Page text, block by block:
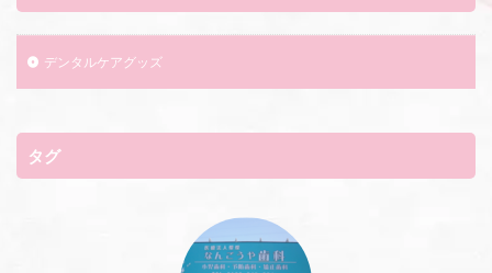
デンタルケアグッズ
タグ